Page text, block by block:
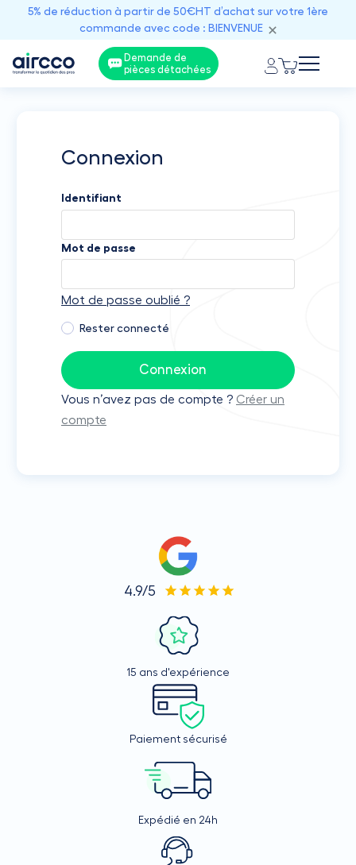
5% de réduction à partir de 50€HT d’achat sur votre 1ère
commande avec code : BIENVENUE
Demande de
pièces détachées
Connexion
Identifiant
Mot de passe
Mot de passe oublié ?
Rester connecté
Connexion
Vous n’avez pas de compte ? Créer un
compte
4.9/5
15 ans d'expérience
Paiement sécurisé
Expédié en 24h